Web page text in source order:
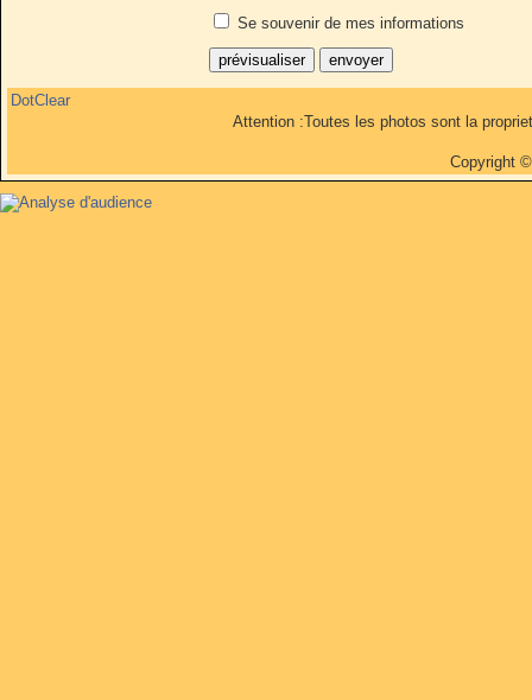
Se souvenir de mes informations
DotClear
Attention :Toutes les photos sont la
Copyright